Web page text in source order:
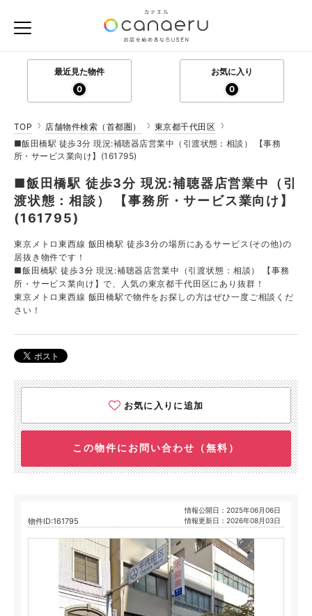
最近見た物件
0
お気に入り
0
TOP 店舗物件検索（首都圏）
東京都千代田区
■飯田橋駅 徒歩3分 現況:補聴器店営業中（引渡状態：相談） 【事務
所・サービス業向け】(161795)
■飯田橋駅 徒歩3分 現況:補聴器店営業中（引
渡状態：相談） 【事務所・サービス業向け】
(161795)
東京メトロ東西線 飯田橋駅 徒歩3分の場所にあるサービス(その他)の
居抜き物件です！
■飯田橋駅 徒歩3分 現況:補聴器店営業中（引渡状態：相談） 【事務
所・サービス業向け】で、人気の東京都千代田区にあり抜群！
東京メトロ東西線 飯田橋駅で物件をお探しの方はぜひ一度ご相談くだ
さい！
お気に入りに追加
この物件にお問い合わせ（無料）
物件ID:161795
情報公開日：2025年06月06日
情報更新日：2026年08月03日